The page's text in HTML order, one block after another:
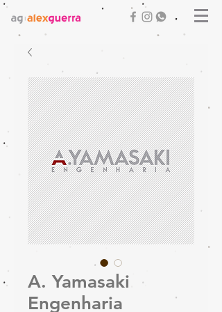
A. Yamasaki
Engenharia